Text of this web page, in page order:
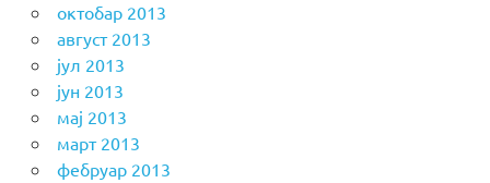
октобар 2013
август 2013
јул 2013
јун 2013
мај 2013
март 2013
фебруар 2013